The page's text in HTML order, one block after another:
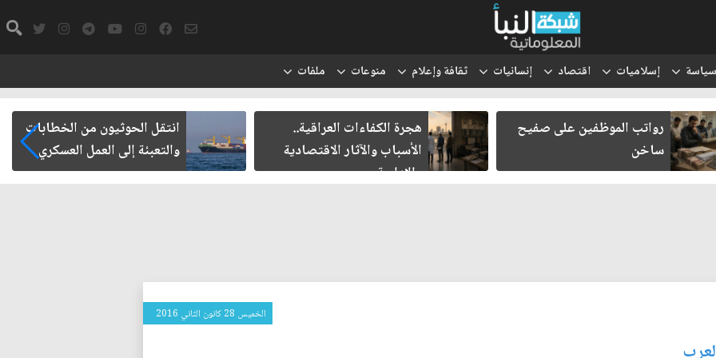
سياسة إسلاميات اقتصاد إنسانيات ثقافة وإعلام منوعات ملفات
رواتب الموظفين على صفيح
ساخن
هجرة الكفاءات العراقية..
الأسباب والآثار الاقتصادية
والإدارية
انتقل الحوثيون من الخطابات
والتعبئة إلى العمل العسكري
الخميس 28 كانون الثاني 2016